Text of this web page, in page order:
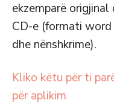
ekzemparë
CD-e (formati word
dhe nënshkrime).
Kliko këtu për ti
për aplikim